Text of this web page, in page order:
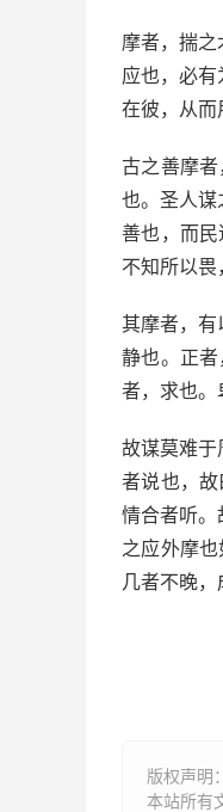
摩者，揣
应也，必
在彼，从而
古之善摩
也。圣人
善也，而
不知所以畏
其摩者，有
静也。正
者，求也。
故谋莫难
者说也，
情合者听
之应外摩
几者不晚，
版权声明：
本站所有